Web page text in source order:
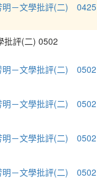
明－文學批評(二) 0425
批評(二) 0502
明－文學批評(二) 0502
明－文學批評(二) 0502
明－文學批評(二) 0502
明－文學批評(二) 0502